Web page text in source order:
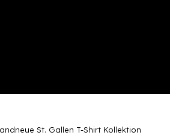
St. Gallen T-Shirt Kollektion